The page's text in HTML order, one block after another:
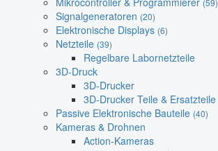
(59)
Signalgeneratoren (20)
Elektronische Displays (6)
Netzteile (39)
Regelbare Labornetzteile
3D-Druck
3D-Drucker
3D-Drucker Teile & Ersatzteile
Passive Elektronische Bauteile (40)
Kameras & Drohnen
Action-Kameras